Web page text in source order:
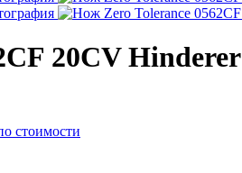
20CV Hinderer
стоимости